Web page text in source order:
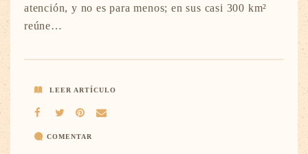
atención, y no es para menos; en sus casi 300 km²
reúne…
LEER ARTÍCULO
COMENTAR